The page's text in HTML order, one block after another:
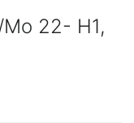
22- H1,